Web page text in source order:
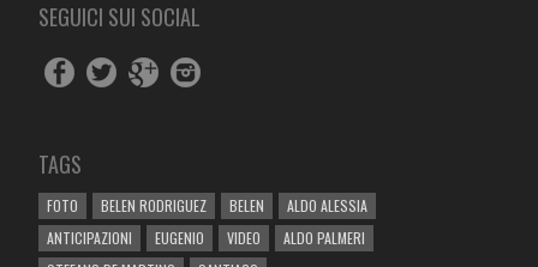
SEGUICI SUI SOCIAL
TAGS
FOTO BELEN RODRIGUEZ BELEN
ALDO ALESSIA
ANTICIPAZIONI
EUGENIO VIDEO
ALDO PALMERI